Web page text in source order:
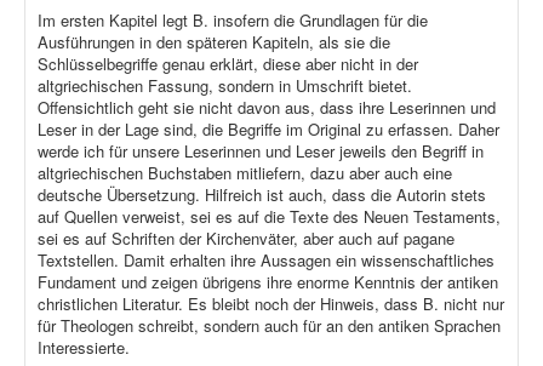
Im ersten Kapitel legt B. insofern die Grundlagen für die
Ausführungen in den späteren Kapiteln, als sie die
Schlüsselbegriffe genau erklärt, diese aber nicht in der
altgriechischen Fassung, sondern in Umschrift bietet.
Offensichtlich geht sie nicht davon aus, dass ihre Leserinnen und
Leser in der Lage sind, die Begriffe im Original zu erfassen. Daher
werde ich für unsere Leserinnen und Leser jeweils den Begriff in
altgriechischen Buchstaben mitliefern, dazu aber auch eine
deutsche Übersetzung. Hilfreich ist auch, dass die Autorin stets
auf Quellen verweist, sei es auf die Texte des Neuen Testaments,
sei es auf Schriften der Kirchenväter, aber auch auf pagane
Textstellen. Damit erhalten ihre Aussagen ein wissenschaftliches
Fundament und zeigen übrigens ihre enorme Kenntnis der antiken
christlichen Literatur. Es bleibt noch der Hinweis, dass B. nicht nur
für Theologen schreibt, sondern auch für an den antiken Sprachen
Interessierte.